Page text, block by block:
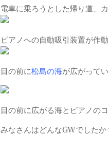
電車に乗ろうとした帰り道、
ピアノへの自動吸引装置が作
目の前に松島の海が広がって
目の前に広がる海とピアノの
みなさんはどんなGWでしたか